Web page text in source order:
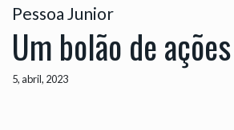
Pessoa Junior
Um bolão de ações
5, abril, 2023